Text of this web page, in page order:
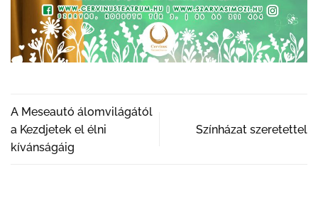
A Meseautó álomvilágától
a Kezdjetek el élni
kívánságáig
Színházat szeretettel